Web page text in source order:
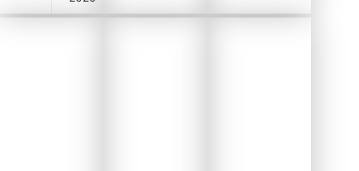
Guanabara
desconhecido